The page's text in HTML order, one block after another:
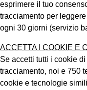
esprimere il tuo
tracciamento per
ogni 30 giorni (servizio
ACCETTA I COOKIE E
Se accetti tutti i cookie
tracciamento, noi e 750
cookie e tecnologie